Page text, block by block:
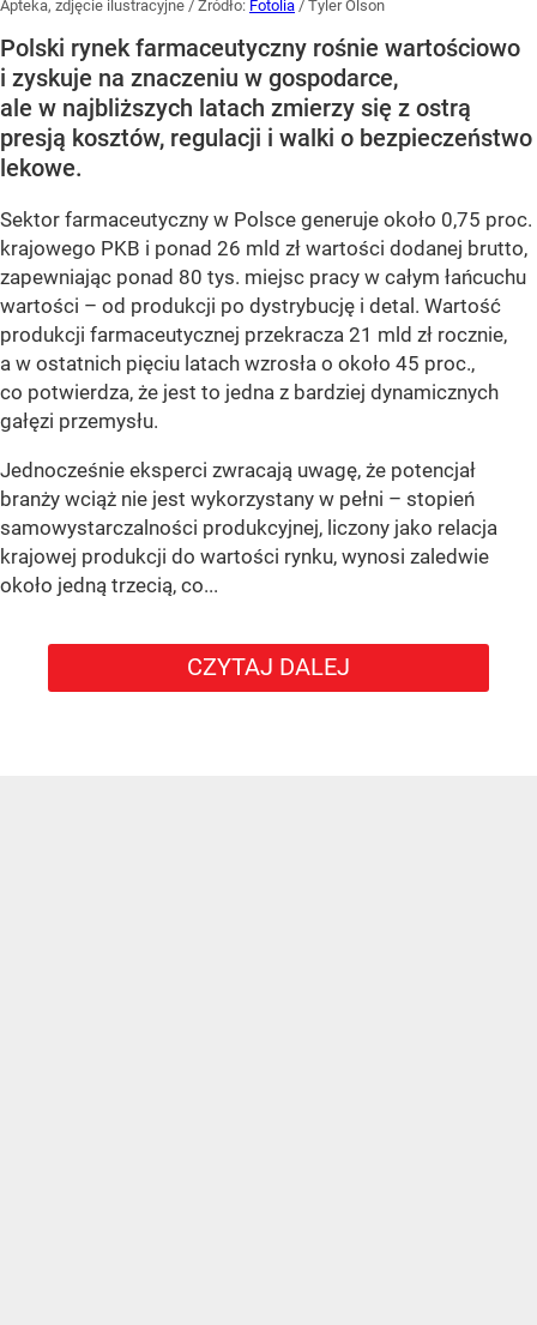
Apteka, zdjęcie ilustracyjne / Źródło: Fotolia / Tyler Olson
Polski rynek farmaceutyczny rośnie wartościowo
i zyskuje na znaczeniu w gospodarce,
ale w najbliższych latach zmierzy się z ostrą
presją kosztów, regulacji i walki o bezpieczeństwo
lekowe.
Sektor farmaceutyczny w Polsce generuje około 0,75 proc.
krajowego PKB i ponad 26 mld zł wartości dodanej brutto,
zapewniając ponad 80 tys. miejsc pracy w całym łańcuchu
wartości – od produkcji po dystrybucję i detal. Wartość
produkcji farmaceutycznej przekracza 21 mld zł rocznie,
a w ostatnich pięciu latach wzrosła o około 45 proc.,
co potwierdza, że jest to jedna z bardziej dynamicznych
gałęzi przemysłu.
Jednocześnie eksperci zwracają uwagę, że potencjał
branży wciąż nie jest wykorzystany w pełni – stopień
samowystarczalności produkcyjnej, liczony jako relacja
krajowej produkcji do wartości rynku, wynosi zaledwie
około jedną trzecią, co...
CZYTAJ DALEJ